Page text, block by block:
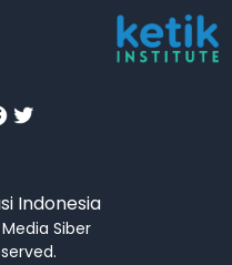
Indonesia
Siber